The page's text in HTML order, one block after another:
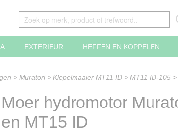
EXTERIEUR HEFFEN EN KOPPELEN
> Muratori> Klepelmaaier MT11 ID > MT11 ID-105 >
Moer hydromotor
en MT15 ID